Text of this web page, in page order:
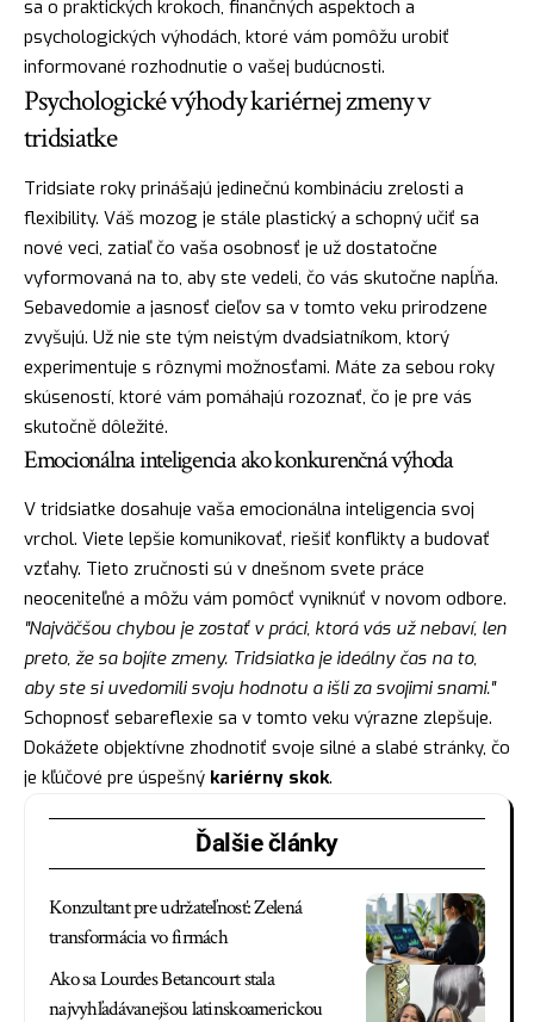
sa o praktických krokoch, finančných aspektoch a
psychologických výhodách, ktoré vám pomôžu urobiť
informované rozhodnutie o vašej budúcnosti.
Psychologické výhody kariérnej zmeny v
tridsiatke
Tridsiate roky prinášajú jedinečnú kombináciu zrelosti a
flexibility. Váš mozog je stále plastický a schopný učiť sa
nové veci, zatiaľ čo vaša osobnosť je už dostatočne
vyformovaná na to, aby ste vedeli, čo vás skutočne napĺňa.
Sebavedomie a jasnosť cieľov sa v tomto veku prirodzene
zvyšujú. Už nie ste tým neistým dvadsiatníkom, ktorý
experimentuje s rôznymi možnosťami. Máte za sebou roky
skúseností, ktoré vám pomáhajú rozoznať, čo je pre vás
skutočně dôležité.
Emocionálna inteligencia ako konkurenčná výhoda
V tridsiatke dosahuje vaša emocionálna inteligencia svoj
vrchol. Viete lepšie komunikovať, riešiť konflikty a budovať
vzťahy. Tieto zručnosti sú v dnešnom svete práce
neoceniteľné a môžu vám pomôcť vyniknúť v novom odbore.
"Najväčšou chybou je zostať v práci, ktorá vás už nebaví, len
preto, že sa bojíte zmeny. Tridsiatka je ideálny čas na to,
aby ste si uvedomili svoju hodnotu a išli za svojimi snami."
Schopnosť sebareflexie sa v tomto veku výrazne zlepšuje.
Dokážete objektívne zhodnotiť svoje silné a slabé stránky, čo
je kľúčové pre úspešný kariérny skok.
Ďalšie články
Konzultant pre udržateľnosť: Zelená
transformácia vo firmách
Ako sa Lourdes Betancourt stala
najvyhľadávanejšou latinskoamerickou